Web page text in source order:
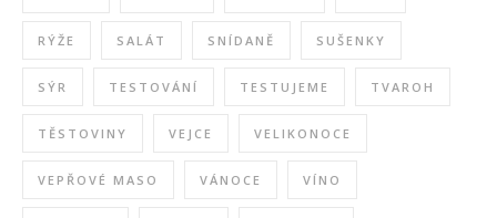
RÝŽE SALÁT SNÍDANĚ SUŠENKY
SÝR TESTOVÁNÍ TESTUJEME TVAROH
TĚSTOVINY VEJCE VELIKONOCE
VEPŘOVÉ MASO VÁNOCE VÍNO